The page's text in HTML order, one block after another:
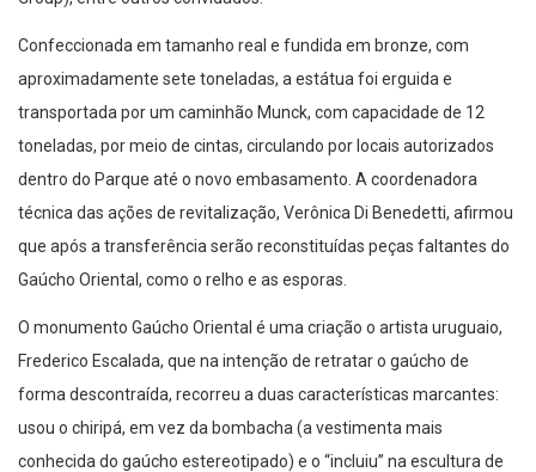
Confeccionada em tamanho real e fundida em bronze, com
aproximadamente sete toneladas, a estátua foi erguida e
transportada por um caminhão Munck, com capacidade de 12
toneladas, por meio de cintas, circulando por locais autorizados
dentro do Parque até o novo embasamento. A coordenadora
técnica das ações de revitalização, Verônica Di Benedetti, afirmou
que após a transferência serão reconstituídas peças faltantes do
Gaúcho Oriental, como o relho e as esporas.
O monumento Gaúcho Oriental é uma criação o artista uruguaio,
Frederico Escalada, que na intenção de retratar o gaúcho de
forma descontraída, recorreu a duas características marcantes:
usou o chiripá, em vez da bombacha (a vestimenta mais
conhecida do gaúcho estereotipado) e o “incluiu” na escultura de